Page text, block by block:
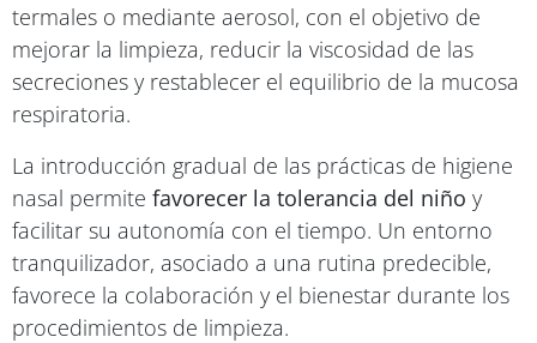
termales o mediante aerosol, con el objetivo de
mejorar la limpieza, reducir la viscosidad de las
secreciones y restablecer el equilibrio de la mucosa
respiratoria.
La introducción gradual de las prácticas de higiene
nasal permite favorecer la tolerancia del niño y
facilitar su autonomía con el tiempo. Un entorno
tranquilizador, asociado a una rutina predecible,
favorece la colaboración y el bienestar durante los
procedimientos de limpieza.